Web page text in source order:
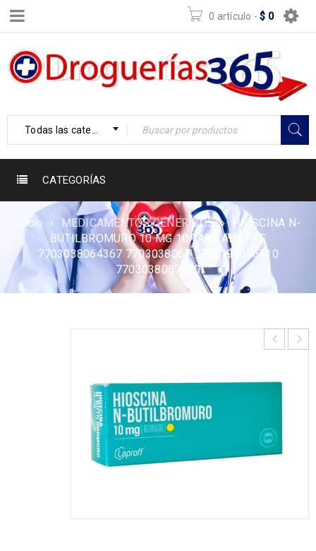
0 artículo - $ 0
Todas las categorías
CATEGORÍAS
Inicio › MEDICAMENTOS GENERICOS ›
HIOSCINA N-
BUTILBROMURO 10 MG 10 TAB LAB LPFF
7703038064367 7703038067 7702195076510
7703038067450